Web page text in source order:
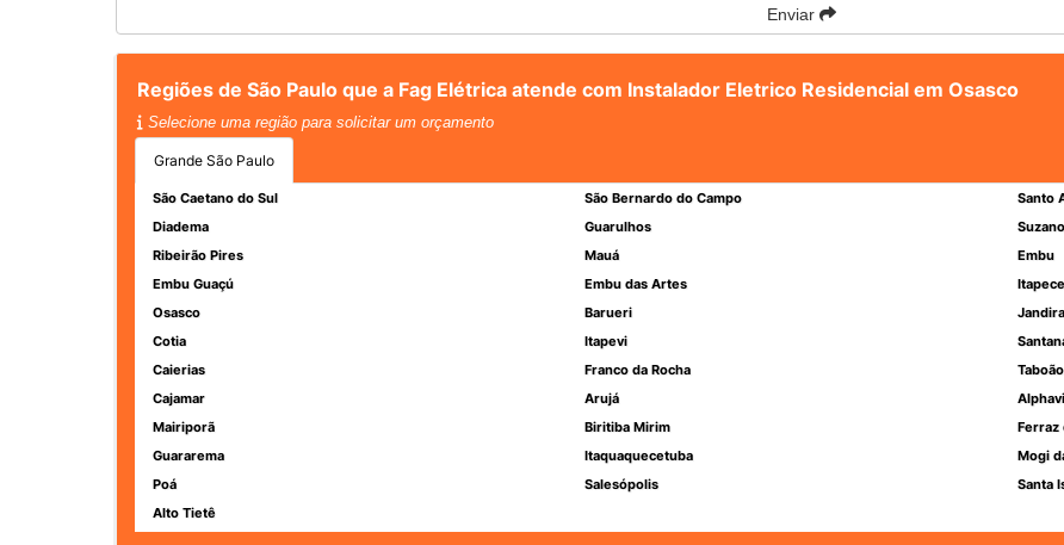
Enviar
Regiões de São Paulo que a Fag Elétrica atende com Instalador Eletrico Residencial em Osasco
Selecione uma região para solicitar um orçamento
Grande São Paulo
São Caetano do Sul São Bernardo do Campo
Santo
Diadema
Guarulhos
Suzano
Ribeirão Pires
Mauá
Embu
Embu Guaçú
Embu das Artes
Osasco
Barueri
Jandira
Cotia
Itapevi
Caierias
Franco da Rocha
Cajamar
Arujá
Mairiporã
Biritiba Mirim
Ferraz
Guararema
Itaquaquecetuba
Mogi
Poá
Salesópolis
Santa
Alto Tietê